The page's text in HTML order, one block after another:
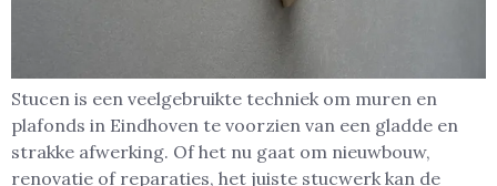
Stucen is een veelgebruikte techniek om muren en
plafonds in Eindhoven te voorzien van een gladde en
strakke afwerking. Of het nu gaat om nieuwbouw,
renovatie of reparaties, het juiste stucwerk kan de